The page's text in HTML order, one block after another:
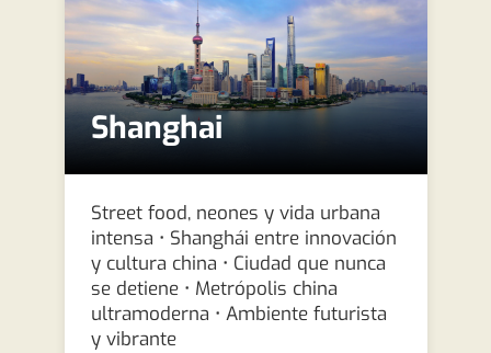
Shanghai
Street food, neones y vida urbana
intensa • Shanghái entre innovación
y cultura china • Ciudad que nunca
se detiene • Metrópolis china
ultramoderna • Ambiente futurista
y vibrante